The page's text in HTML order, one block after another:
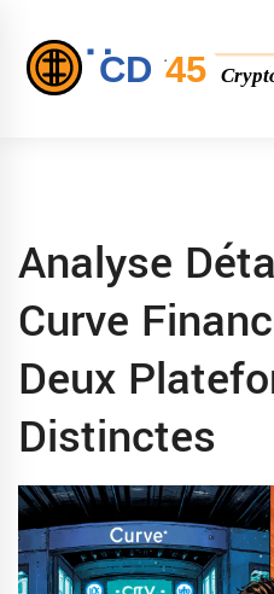
Analyse
Curve
Deux
Distinctes